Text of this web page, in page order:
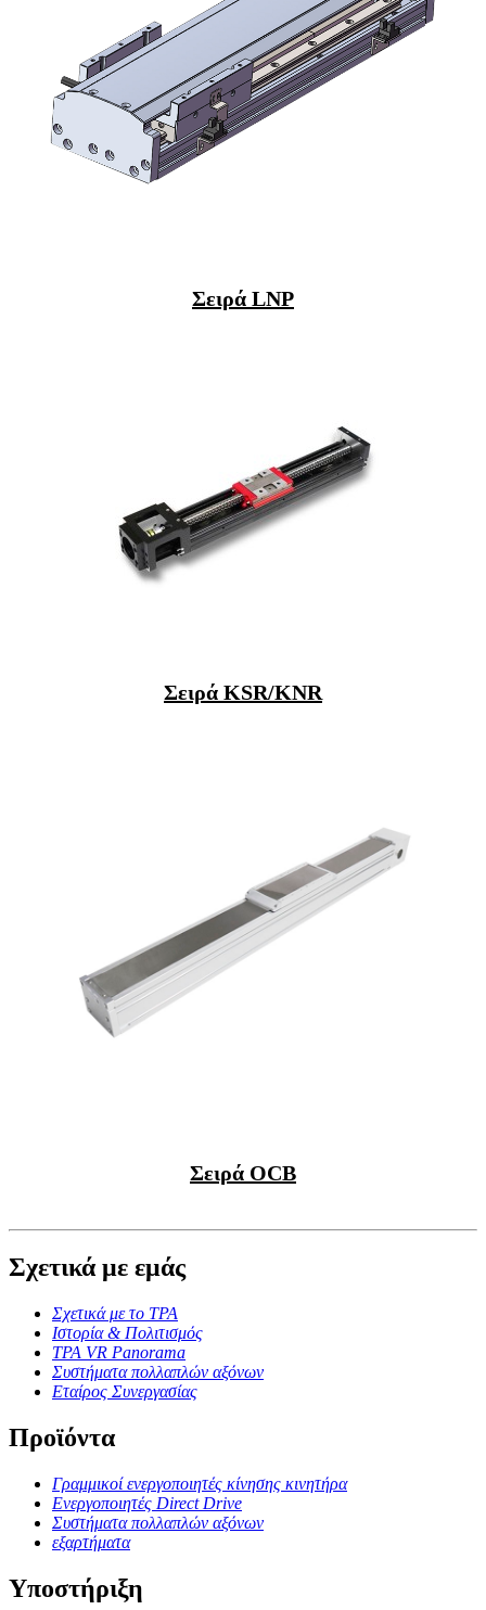
Σειρά LNP
Σειρά KSR/KNR
Σειρά OCB
Σχετικά με εμάς
Σχετικά με το TPA
Ιστορία & Πολιτισμός
TPA VR Panorama
Συστήματα πολλαπλών αξόνων
Εταίρος Συνεργασίας
Προϊόντα
Γραμμικοί ενεργοποιητές κίνησης κινητήρα
Ενεργοποιητές Direct Drive
Συστήματα πολλαπλών αξόνων
εξαρτήματα
Υποστήριξη